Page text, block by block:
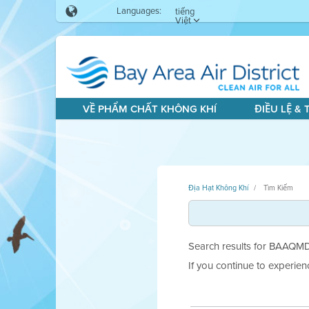
Languages: tiếng
Việt
VỀ PHẨM CHẤT KHÔNG KHÍ ĐIỀU LỆ &
Địa Hạt Không Khí Tìm Kiếm
Search results for
If you continue to